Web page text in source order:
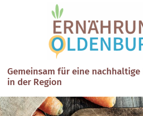
Gemeinsam für eine nachhaltige
in der Region